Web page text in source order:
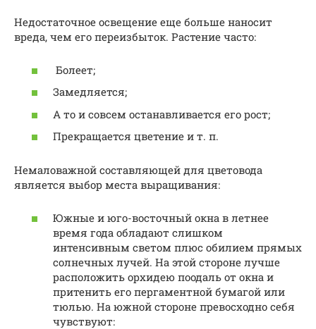
Недостаточное освещение еще больше наносит
вреда, чем его переизбыток. Растение часто:
Болеет;
Замедляется;
А то и совсем останавливается его рост;
Прекращается цветение и т. п.
Немаловажной составляющей для цветовода
является выбор места выращивания:
Южные и юго-восточный окна в летнее
время года обладают слишком
интенсивным светом плюс обилием прямых
солнечных лучей. На этой стороне лучше
расположить орхидею поодаль от окна и
притенить его пергаментной бумагой или
тюлью. На южной стороне превосходно себя
чувствуют: